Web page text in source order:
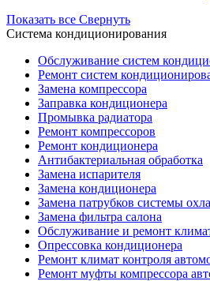
Показать все Свернуть
Система кондиционирования
Обслуживание систем
Ремонт систем
Замена компрессора
Заправка кондиционера
Промывка радиатора
Ремонт компрессоров
Ремонт кондиционера
Антибактериальная обработка
Замена испарителя
Замена кондиционера
Замена патрубков системы
Замена фильтра салона
Обслуживание и ремонт
Опрессовка кондиционера
Ремонт климат контроля
Ремонт муфты компрессора